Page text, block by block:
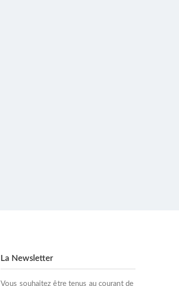
La Newsletter
Vous souhaitez être tenus au courant de